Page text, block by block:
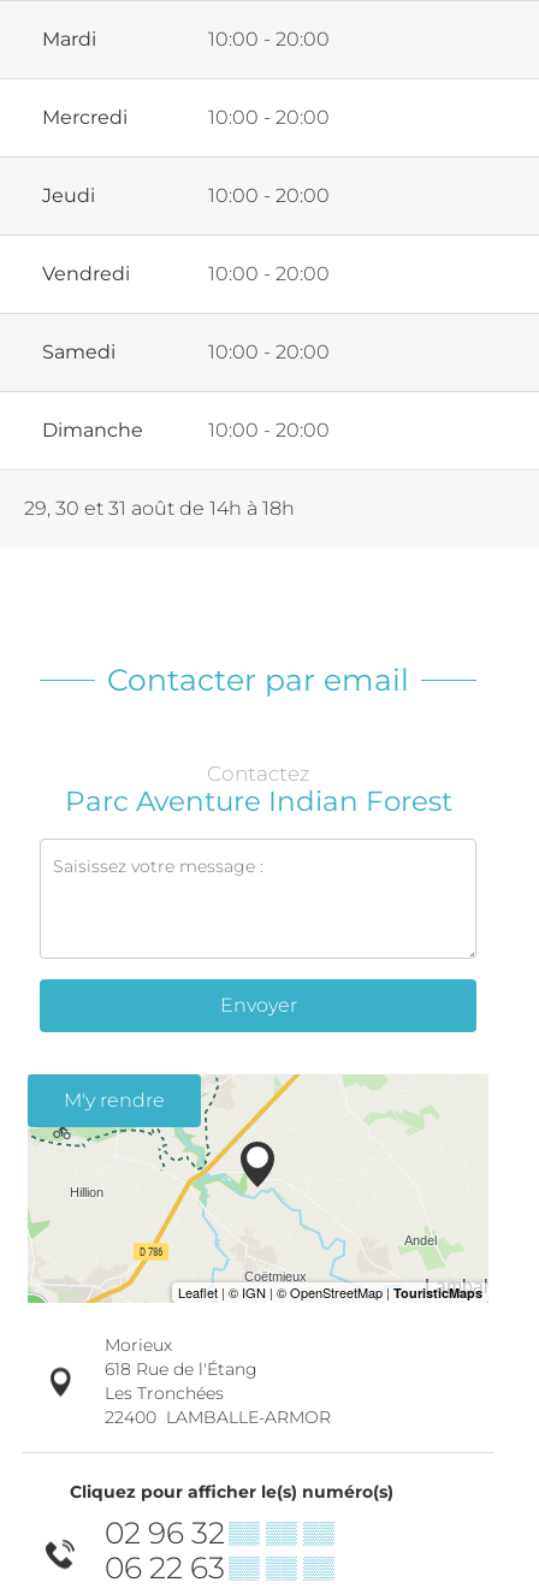
Mardi 10:00 - 20:00
Mercredi 10:00 - 20:00
Jeudi 10:00 - 20:00
Vendredi 10:00 - 20:00
Samedi 10:00 - 20:00
Dimanche 10:00 - 20:00
29, 30 et 31 août de 14h à 18h
Contacter par email
Contactez
Parc Aventure Indian Forest
Envoyer
M'y rendre
Morieux
618 Rue de l'Étang
Les Tronchées
22400 LAMBALLE-ARMOR
Cliquez pour afficher le(s) numéro(s)
02 96 32▒▒ ▒▒ ▒▒
06 22 63▒▒ ▒▒ ▒▒